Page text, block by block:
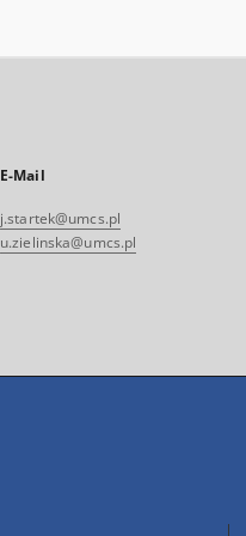
E-Mail
j.startek@umcs.pl
u.zielinska@umcs.pl